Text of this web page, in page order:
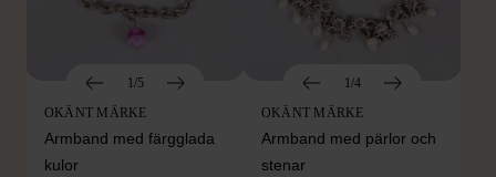
1/5
OKÄNT MÄRKE
Armband med färgglada
kulor
1/4
OKÄNT MÄRKE
Armband med pärlor och
stenar